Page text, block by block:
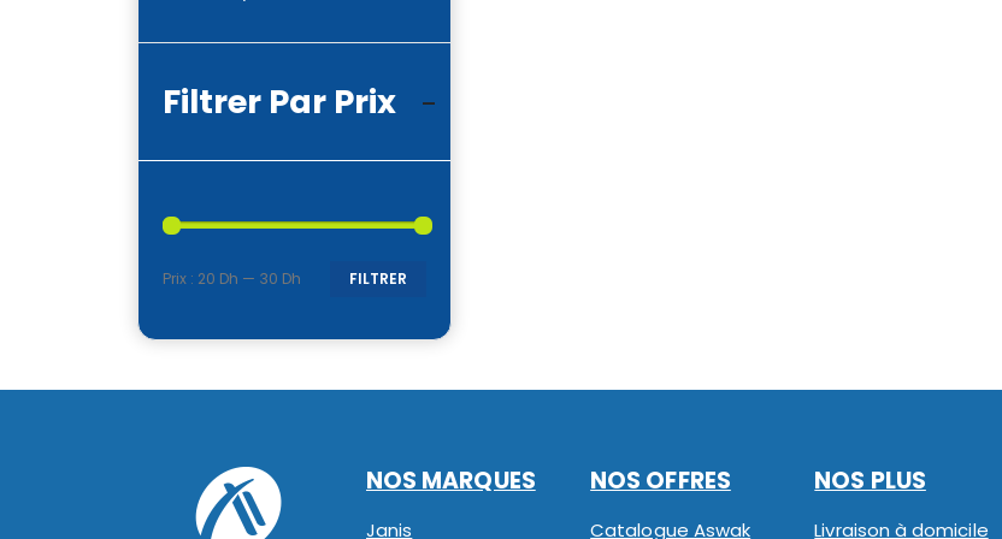
Filtrer Par Prix
FILTRER
Prix : 20 Dh — 30 Dh
NOS MARQUES
Janis
NOS OFFRES
Catalogue Aswak
NOS PLUS
Livraison à domicile